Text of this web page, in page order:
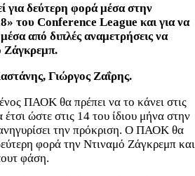
για δεύτερη φορά μέσα στην
του Conference League και για να
από διπλές αναμετρήσεις να
Ζάγκρεμπ.
Γιώργος Ζαΐρης.
ΠΑΟΚ θα πρέπει να το κάνει στις
ώστε στις 14 του ίδιου μήνα στην
την πρόκριση. Ο ΠΑΟΚ θα
φορά την Ντιναμό Ζάγκρεμπ και
φάση.